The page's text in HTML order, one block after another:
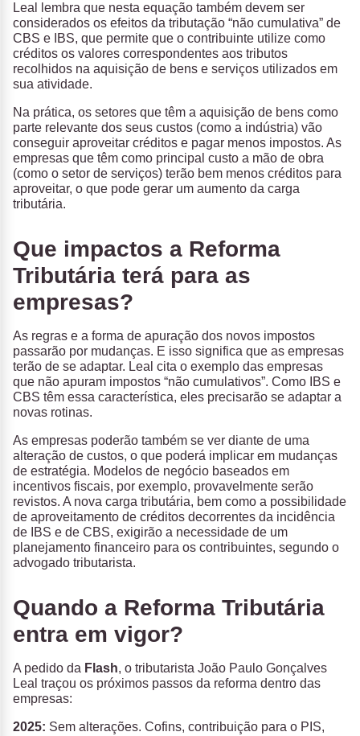
Leal lembra que nesta equação também devem ser
considerados os efeitos da tributação “não cumulativa” de
CBS e IBS, que permite que o contribuinte utilize como
créditos os valores correspondentes aos tributos
recolhidos na aquisição de bens e serviços utilizados em
sua atividade.
Na prática, os setores que têm a aquisição de bens como
parte relevante dos seus custos (como a indústria) vão
conseguir aproveitar créditos e pagar menos impostos. As
empresas que têm como principal custo a mão de obra
(como o setor de serviços) terão bem menos créditos para
aproveitar, o que pode gerar um aumento da carga
tributária.
Que impactos a Reforma
Tributária terá para as
empresas?
As regras e a forma de apuração dos novos impostos
passarão por mudanças. E isso significa que as empresas
terão de se adaptar. Leal cita o exemplo das empresas
que não apuram impostos “não cumulativos”. Como IBS e
CBS têm essa característica, eles precisarão se adaptar a
novas rotinas.
As empresas poderão também se ver diante de uma
alteração de custos, o que poderá implicar em mudanças
de estratégia. Modelos de negócio baseados em
incentivos fiscais, por exemplo, provavelmente serão
revistos. A nova carga tributária, bem como a possibilidade
de aproveitamento de créditos decorrentes da incidência
de IBS e de CBS, exigirão a necessidade de um
planejamento financeiro para os contribuintes, segundo o
advogado tributarista.
Quando a Reforma Tributária
entra em vigor?
A pedido da Flash, o tributarista João Paulo Gonçalves
Leal traçou os próximos passos da reforma dentro das
empresas:
2025: Sem alterações. Cofins, contribuição para o PIS,